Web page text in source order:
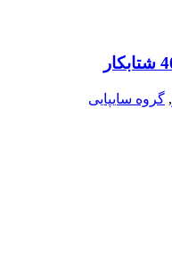
, گروه سایپایی